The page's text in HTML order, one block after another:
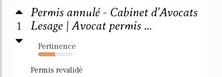
1
Permis annulé - Cabinet d'Avocats
Lesage | Avocat permis ...
Pertinence
49%
Permis revalidé